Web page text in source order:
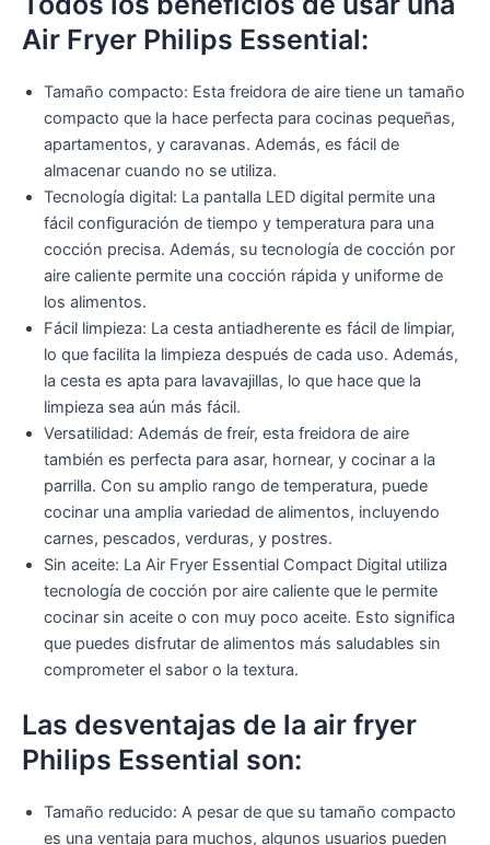
Air Fryer Philips Essential:
Tamaño compacto: Esta freidora de aire tiene un tamaño
compacto que la hace perfecta para cocinas pequeñas,
apartamentos, y caravanas. Además, es fácil de
almacenar cuando no se utiliza.
Tecnología digital: La pantalla LED digital permite una
fácil configuración de tiempo y temperatura para una
cocción precisa. Además, su tecnología de cocción por
aire caliente permite una cocción rápida y uniforme de
los alimentos.
Fácil limpieza: La cesta antiadherente es fácil de limpiar,
lo que facilita la limpieza después de cada uso. Además,
la cesta es apta para lavavajillas, lo que hace que la
limpieza sea aún más fácil.
Versatilidad: Además de freír, esta freidora de aire
también es perfecta para asar, hornear, y cocinar a la
parrilla. Con su amplio rango de temperatura, puede
cocinar una amplia variedad de alimentos, incluyendo
carnes, pescados, verduras, y postres.
Sin aceite: La Air Fryer Essential Compact Digital utiliza
tecnología de cocción por aire caliente que le permite
cocinar sin aceite o con muy poco aceite. Esto significa
que puedes disfrutar de alimentos más saludables sin
comprometer el sabor o la textura.
Las desventajas de la air fryer
Philips Essential son:
Tamaño reducido: A pesar de que su tamaño compacto
es una ventaja para muchos, algunos usuarios pueden